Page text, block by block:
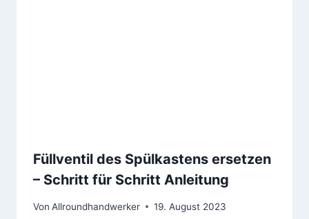
Füllventil des Spülkastens ersetzen
– Schritt für Schritt Anleitung
Von Allroundhandwerker 19. August 2023